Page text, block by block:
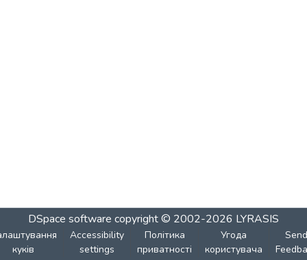
DSpace software copyright © 2002-2026 LYRASIS
куків
Accessibility
settings
Політика
приватності
Угода
користувача
Send